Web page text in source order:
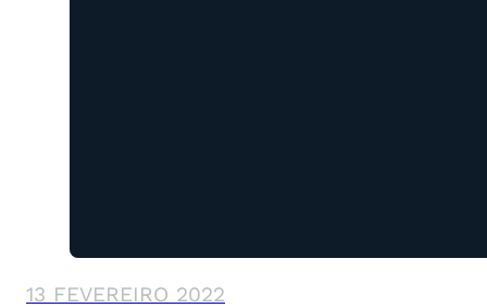
13 FEVEREIRO 2022